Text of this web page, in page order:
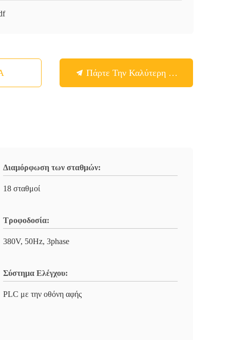
Πάρτε Την Καλύτερη Τιμή
Διαμόρφωση των σταθμών:
18 σταθμοί
Τροφοδοσία:
380V, 50Hz, 3phase
Σύστημα Ελέγχου:
PLC με την οθόνη αφής